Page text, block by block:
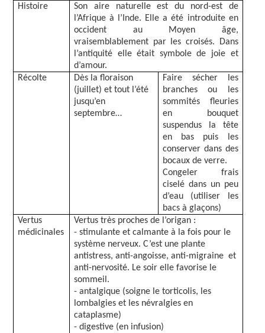
Histoire
Son aire naturelle est du nord-est de
l’Afrique à l’Inde. Elle a été introduite en
occident au Moyen âge,
vraisemblablement par les croisés. Dans
l’antiquité elle était symbole de joie et
d’amour.
Récolte
Dès la floraison
(juillet) et tout l’été
jusqu’en
septembre…
Faire sécher les
branches ou les
sommités fleuries
en bouquet
suspendus la tête
en bas puis les
conserver dans des
bocaux de verre.
Congeler frais
ciselé dans un peu
d’eau (utiliser les
bacs à glaçons)
Vertus
médicinales
Vertus très proches de l’origan :
- stimulante et calmante à la fois pour le
système nerveux. C’est une plante
antistress, anti-angoisse, anti-migraine et
anti-nervosité. Le soir elle favorise le
sommeil.
- antalgique (soigne le torticolis, les
lombalgies et les névralgies en
cataplasme)
- digestive (en infusion)